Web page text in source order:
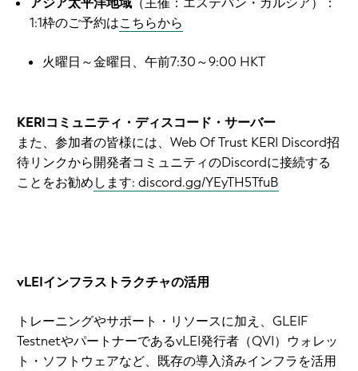
1:1枠のご予約はこちらから
火曜日～金曜日、午前7:30～9:00 HKT
KERIコミュニティ・ディスコード・サーバー
また、参加者の皆様には、Web Of Trust KERI Discord招
待リンクから開発者コミュニティのDiscordに接続する
ことをお勧めします: discord.gg/YEyTH5TfuB
vLEIインフラストラクチャの活用
トレーニングやサポート・リソースに加え、GLEIF
TestnetやパートナーであるvLEI発行者（QVI）ウォレッ
ト・ソフトウェアなど、既存の導入済みインフラを活用